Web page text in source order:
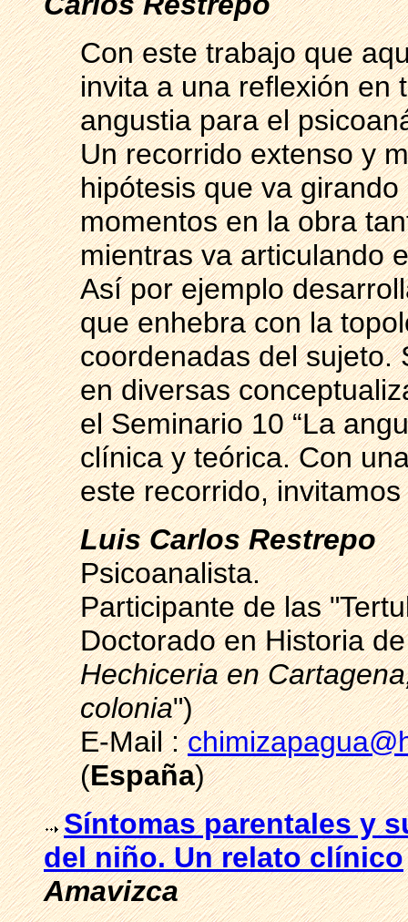
Con este trabajo que
invita a una reflexión en
angustia para el
Un recorrido extenso y
hipótesis que va
momentos en la obra
mientras va articulando
Así por ejemplo
que enhebra con la
coordenadas del sujeto.
en diversas
el Seminario 10 “La
clínica y teórica. Con
este recorrido,
Luis Carlos Restrepo
Psicoanalista.
Participante de las
Doctorado en Historia
Hechiceria en
colonia")
E-Mail :
(España)
Síntomas parentales y
del niño. Un relato clínico
Amavizca